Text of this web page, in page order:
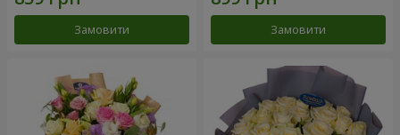
Замовити Замовити